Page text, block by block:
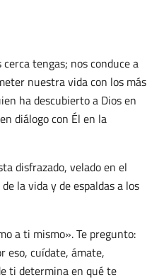
tengas; nos conduce a
nuestra vida con los más
ha descubierto a Dios en
diálogo con Él en la
disfrazado, velado en el
la vida y de espaldas a los
a ti mismo». Te pregunto:
eso, cuídate, ámate,
ti determina en qué te